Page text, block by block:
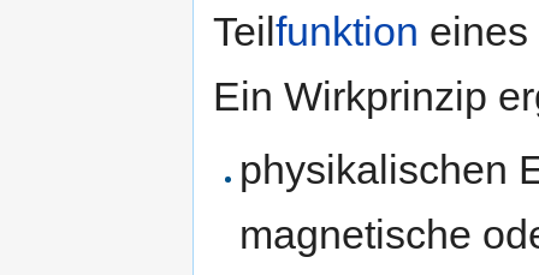
Teil funktion eines
Ein Wirkprinzip
physikalischen
magnetische